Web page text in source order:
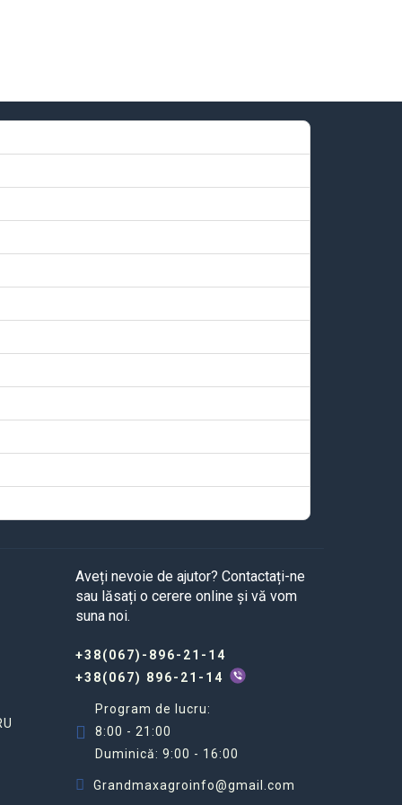
Aveți nevoie de ajutor? Contactați-ne
sau lăsați o cerere online și vă vom
suna noi.
+38(067)-896-21-14
+38(067) 896-21-14
Program de lucru:
8:00 - 21:00
Duminică: 9:00 - 16:00
Grandmaxagroinfo@gmail.com